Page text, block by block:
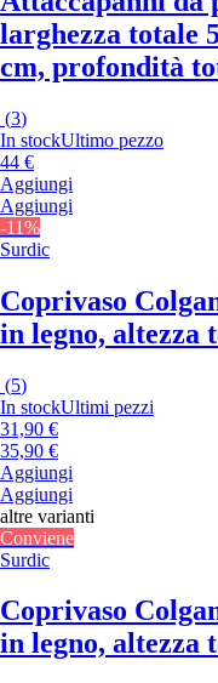
larghezza totale
cm, profondità
(3)
In stockUltimo pezzo
44 €
Aggiungi
Aggiungi
-11%
Surdic
Coprivaso
in legno, altezza
(5)
In stockUltimi pezzi
31,90 €
35,90 €
Aggiungi
Aggiungi
altre varianti
Conviene
Surdic
Coprivaso
in legno, altezza